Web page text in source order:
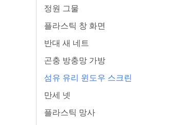
정원 그물
플라스틱 창 화면
반대 새 네트
곤충 방충망 가방
섬유 유리 윈도우 스크린
만세 넷
플라스틱 망사